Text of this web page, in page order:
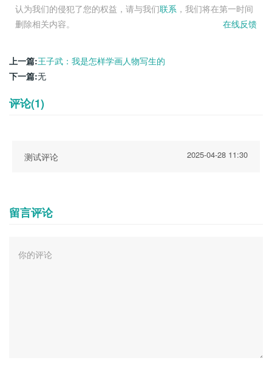
认为我们的侵犯了您的权益，请与我们联系 ，我们将在第一时间
删除相关内容。
在线反馈
上一篇:王子武：我是怎样学画人物写生的
下一篇:无
评论(1)
2025-04-28 11:30
测试评论
留言评论